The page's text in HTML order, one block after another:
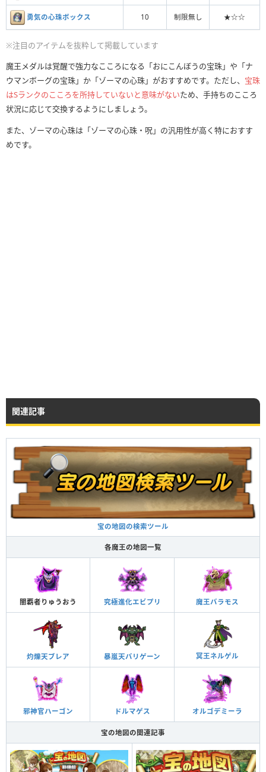
勇気の心珠ボックス 10 制限無し ★☆☆
※注目のアイテムを抜粋して掲載しています
魔王メダルは覚醒で強力なこころになる「おにこんぼうの宝珠」や「ナ
ウマンボーグの宝珠」か「ゾーマの心珠」がおすすめです。ただし、 宝珠
はSランクのこころを所持していないと意味がないため、手持ちのこころ
状況に応じて交換するようにしましょう。
また、ゾーマの心珠は「ゾーマの心珠・呪」の汎用性が高く特におすす
めです。
関連記事
宝の地図の検索ツール
各魔王の地図一覧
闇覇者りゅうおう 究極進化エビプリ 魔王バラモス
灼爍天ブレア 暴嵐天バリゲーン 冥王ネルゲル
邪神官ハーゴン ドルマゲス オルゴデミーラ
宝の地図の関連記事